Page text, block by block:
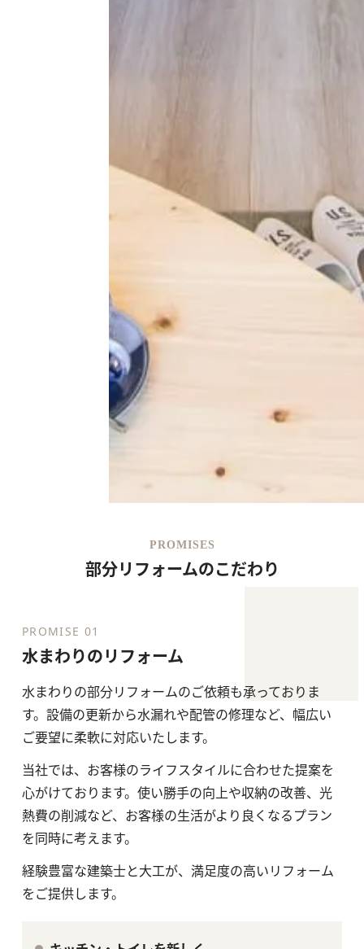
PROMISES
部分リフォームのこだわり
PROMISE 01
水まわりのリフォーム
水まわりの部分リフォームのご依頼も承っておりま
す。設備の更新から水漏れや配管の修理など、幅広い
ご要望に柔軟に対応いたします。
当社では、お客様のライフスタイルに合わせた提案を
心がけております。使い勝手の向上や収納の改善、光
熱費の削減など、お客様の生活がより良くなるプラン
を同時に考えます。
経験豊富な建築士と大工が、満足度の高いリフォーム
をご提供します。